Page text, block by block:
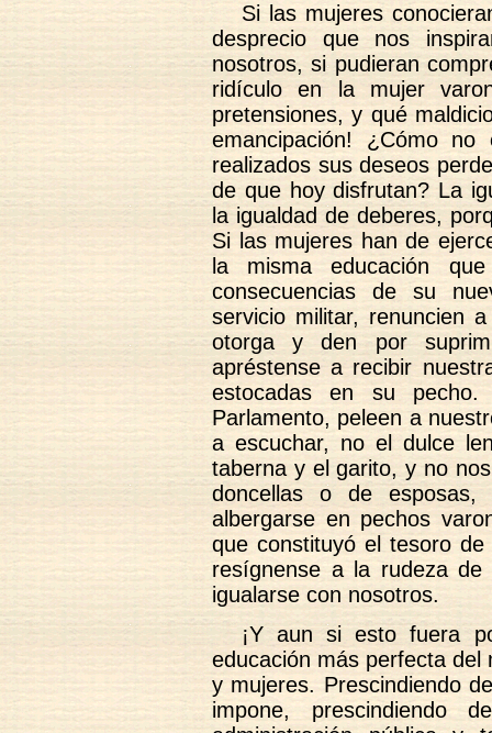
Si las mujeres
desprecio que nos
nosotros, si pudieran
ridículo en la mujer
pretensiones, y qué
emancipación! ¿Cómo
realizados sus deseos
de que hoy disfrutan? La
la igualdad de deberes,
Si las mujeres han de
la misma educación
consecuencias de su
servicio militar, renuncien
otorga y den por
apréstense a recibir
estocadas en su
Parlamento, peleen a
a escuchar, no el dulce
taberna y el garito, y no
doncellas o de esposas,
albergarse en pechos
que constituyó el tesoro
resígnense a la rudeza de
igualarse con nosotros.
¡Y aun si esto fuera
educación más perfecta del
y mujeres. Prescindiendo
impone,